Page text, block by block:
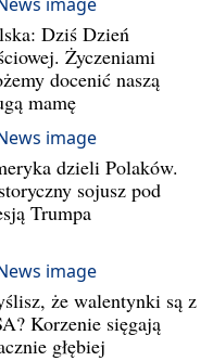
Dziś Dzień
Życzeniami
docenić naszą
mamę
dzieli Polaków.
sojusz pod
Trumpa
że walentynki są z
Korzenie sięgają
głębiej